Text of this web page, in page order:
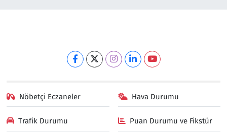
Nöbetçi Eczaneler Hava Durumu
Trafik Durumu Puan Durumu ve Fikstür